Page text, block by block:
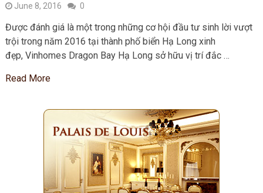
June 8, 2016 0
Được đánh giá là một trong những cơ hội đầu tư sinh lời vượt
trội trong năm 2016 tại thành phố biển Hạ Long xinh
đẹp, Vinhomes Dragon Bay Hạ Long sở hữu vị trí đắc …
Read More